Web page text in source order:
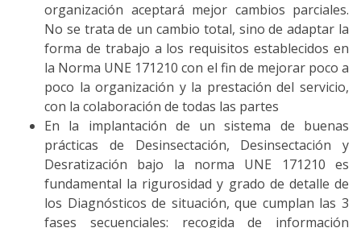
organización aceptará mejor cambios parciales.
No se trata de un cambio total, sino de adaptar la
forma de trabajo a los requisitos establecidos en
la Norma UNE 171210 con el fin de mejorar poco a
poco la organización y la prestación del servicio,
con la colaboración de todas las partes
En la implantación de un sistema de buenas
prácticas de Desinsectación, Desinsectación y
Desratización bajo la norma UNE 171210 es
fundamental la rigurosidad y grado de detalle de
los Diagnósticos de situación, que cumplan las 3
fases secuenciales: recogida de información